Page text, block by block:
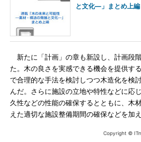
と文化―」まとめ上編
新たに「計画」の章も新設し、計画段
た。木の良さを実感できる機会を提供す
で合理的な手法を検討しつつ木造化を検
んだ。さらに施設の立地や特性などに応
久性などの性能の確保するとともに、木
えた適切な施設整備期間の確保などを加え
Copyright ©